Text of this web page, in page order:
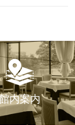
内案内